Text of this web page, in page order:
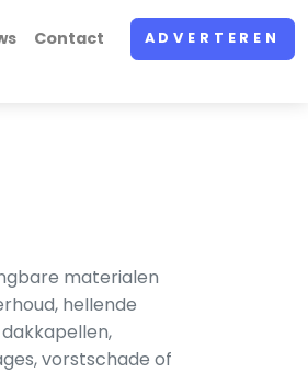
Contact ADVERTEREN
materialen
hellende
vorstschade of